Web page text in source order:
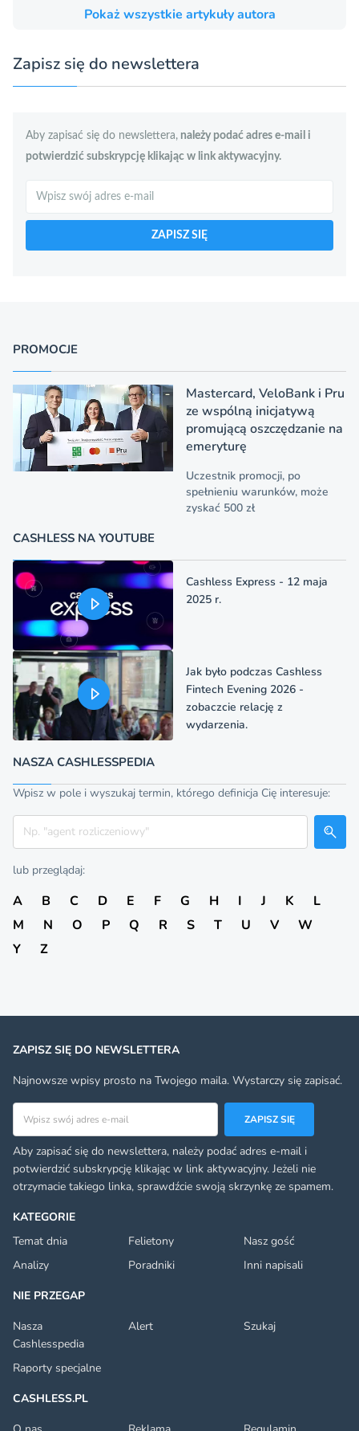
Pokaż wszystkie artykuły autora
Zapisz się do newslettera
Aby zapisać się do newslettera, należy podać adres e-mail i
potwierdzić subskrypcję klikając w link aktywacyjny.
ZAPISZ SIĘ
PROMOCJE
Mastercard, VeloBank i Pru
ze wspólną inicjatywą
promującą oszczędzanie na
emeryturę
Uczestnik promocji, po
spełnieniu warunków, może
zyskać 500 zł
CASHLESS NA YOUTUBE
Cashless Express - 12 maja
2025 r.
Jak było podczas Cashless
Fintech Evening 2026 -
zobaczcie relację z
wydarzenia.
NASZA CASHLESSPEDIA
Wpisz w pole i wyszukaj termin, którego definicja Cię interesuje:
Szukaj
lub przeglądaj:
A B C D E F G H I J K
L
M
N O P Q R S T U V
W
Y
Z
KATEGORIE
Temat dnia
Felietony
Nasz gość
Analizy
Poradniki
Inni napisali
NIE PRZEGAP
Nasza
Cashlesspedia
Alert Szukaj
Raporty specjalne
CASHLESS.PL
ZAPISZ SIĘ DO NEWSLETTERA
Najnowsze wpisy prosto na Twojego maila. Wystarczy się zapisać.
Adres email
ZAPISZ SIĘ
Aby zapisać się do newslettera, należy podać adres e-mail i
potwierdzić subskrypcję klikając w link aktywacyjny. Jeżeli nie
otrzymacie takiego linka, sprawdźcie swoją skrzynkę ze spamem.